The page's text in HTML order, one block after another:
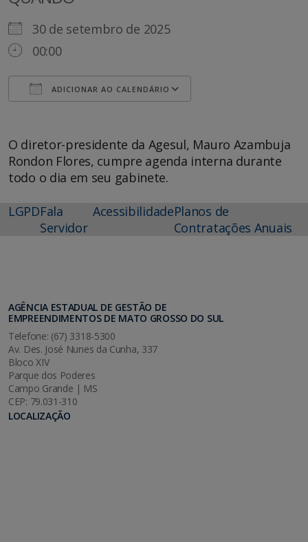
30 de setembro de 2025
00:00
ADICIONAR AO CALENDÁRIO
O diretor-presidente da Agesul, Mauro Azambuja
Rondon Flores, cumpre agenda interna durante
todo o dia em seu gabinete.
LGPDFala
Servidor
AcessibilidadePlanos de
Contratações Anuais
AGÊNCIA ESTADUAL DE GESTÃO DE
EMPREENDIMENTOS DE MATO GROSSO DO SUL
Telefone: (67) 3318-5300
Av. Des. José Nunes da Cunha, 337
Bloco XIV
Parque dos Poderes
Campo Grande | MS
CEP: 79.031-310
LOCALIZAÇÃO